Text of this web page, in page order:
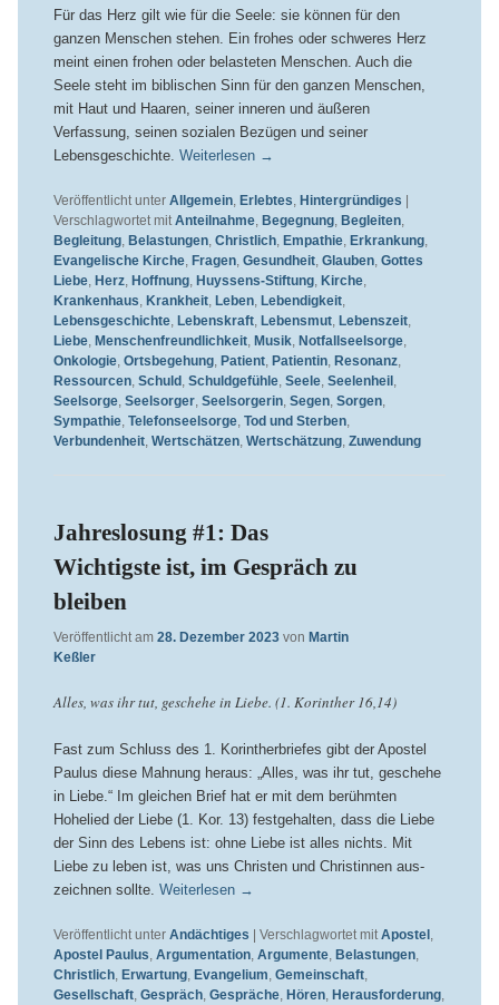
Für das Herz gilt wie für die Seele: sie können für den
ganzen Menschen stehen. Ein frohes oder schweres Herz
meint einen frohen oder belasteten Menschen. Auch die
Seele steht im biblischen Sinn für den ganzen Menschen,
mit Haut und Haaren, seiner inneren und äußeren
Verfassung, seinen sozialen Bezügen und seiner
Lebensgeschichte. Weiterlesen →
Veröffentlicht unter Allgemein, Erlebtes, Hintergründiges
Verschlagwortet mit Anteilnahme, Begegnung, Begleiten,
Begleitung, Belastungen, Christlich, Empathie, Erkrankung,
Evangelische Kirche, Fragen, Gesundheit, Glauben, Gottes
Liebe, Herz, Hoffnung, Huyssens-Stiftung, Kirche,
Krankenhaus, Krankheit, Leben, Lebendigkeit,
Lebensgeschichte, Lebenskraft, Lebensmut, Lebenszeit,
Liebe, Menschenfreundlichkeit, Musik, Notfallseelsorge,
Onkologie, Ortsbegehung, Patient, Patientin, Resonanz,
Ressourcen, Schuld , Schuldgefühle, Seele, Seelenheil ,
Seelsorge, Seelsorger, Seelsorgerin, Segen, Sorgen,
Sympathie, Telefonseelsorge, Tod und Sterben,
Verbundenheit, Wertschätzen, Wertschätzung, Zuwendung
Jahreslosung #1: Das
Wichtigste ist, im Gespräch zu
bleiben
Veröffentlicht am 28. Dezember 2023 von Martin
Keßler
Alles, was ihr tut, geschehe in Liebe. (1. Korinther 16,14)
Fast zum Schluss des 1. Korinther­briefes gibt der Apostel
Paulus die­se Mahnung heraus: „Alles, was ihr tut, geschehe
in Liebe.“ Im gleichen Brief hat er mit dem berühmten
Hohelied der Liebe (1. Kor. 13) fest­gehalten, dass die Liebe
der Sinn des Lebens ist: ohne Liebe ist alles nichts. Mit
Liebe zu leben ist, was uns Christen und Christinnen aus­
zeichnen sollte. Weiterlesen →
Veröffentlicht unter Andächtiges Verschlagwortet mit Apostel ,
Apostel Paulus, Argumentation, Argumente, Belastungen,
Christlich, Erwartung, Evangelium, Gemeinschaft,
Gesellschaft, Gespräch, Gespräche, Hören, Herausforderung,